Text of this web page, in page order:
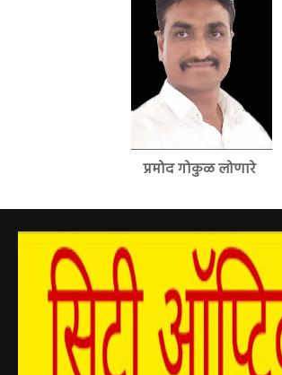
प्रमोद गोकुळ लोणारे